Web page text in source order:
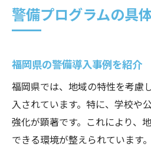
福岡の警備が地域
成功する警備プロ
警備プログラムの
福岡の警備成功に必
警備プログラムの具
福岡県の警備導入事例を紹介
福岡県では、地域の特性を考慮
入されています。特に、学校や
強化が顕著です。これにより、
できる環境が整えられています